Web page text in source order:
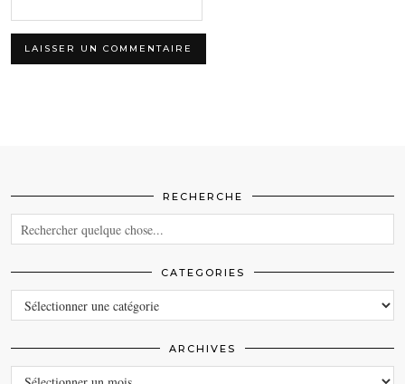
RECHERCHE
CATEGORIES
CATEGORIES
ARCHIVES
ARCHIVES